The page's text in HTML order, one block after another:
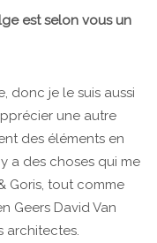
est selon vous un
donc je le suis aussi
une autre
des éléments en
a des choses qui me
Goris, tout comme
Geers David Van
architectes.